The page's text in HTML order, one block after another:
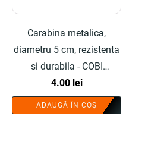
Carabina metalica,
diametru 5 cm, rezistenta
si durabila - COBI
SMART®
4.00 lei
ADAUGĂ ÎN COȘ